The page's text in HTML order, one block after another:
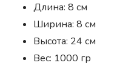
Длина: 8 см
Ширина: 8 см
Высота: 24 см
Вес: 1000 гр